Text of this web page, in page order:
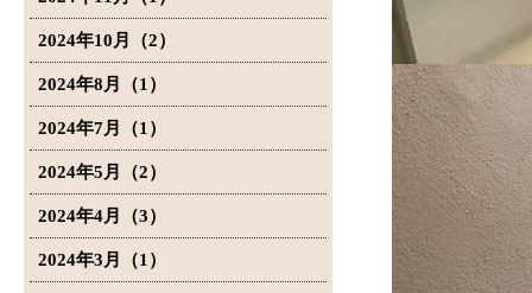
2024年10月（2）
2024年8月（1）
2024年7月（1）
2024年5月（2）
2024年4月（3）
2024年3月（1）